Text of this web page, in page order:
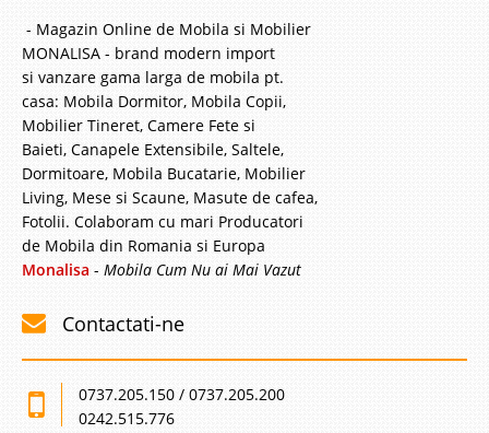
- Magazin Online de Mobila si Mobilier
MONALISA - brand modern import
si vanzare gama larga de mobila pt.
casa: Mobila Dormitor, Mobila Copii,
Mobilier Tineret, Camere Fete si
Baieti, Canapele Extensibile, Saltele,
Dormitoare, Mobila Bucatarie, Mobilier
Living, Mese si Scaune, Masute de cafea,
Fotolii. Colaboram cu mari Producatori
de Mobila din Romania si Europa
Monalisa - Mobila Cum Nu ai Mai Vazut
Contactati-ne
0737.205.150 / 0737.205.200
0242.515.776